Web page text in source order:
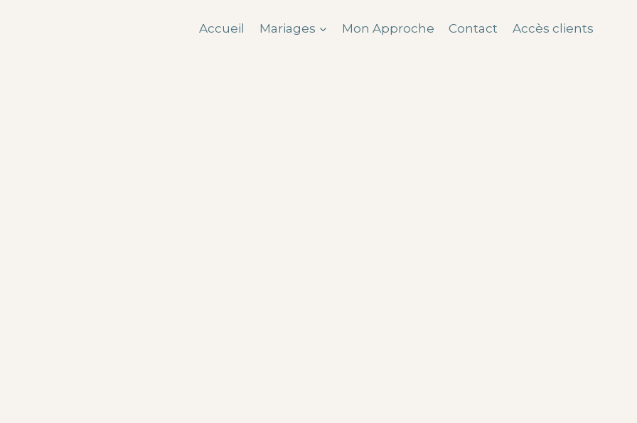
Accueil Mariages Mon Approche Contact Accès clients